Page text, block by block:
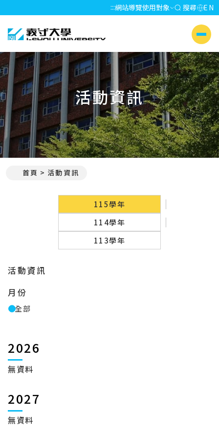
:::網站導覽使用對象 搜尋 EN
義守大學 I-SHOU UNIVERSITY
側選單
活動資訊
首頁 活動資訊
115學年
114學年
113學年
活動資訊
月份
全部
2026
無資料
2027
無資料